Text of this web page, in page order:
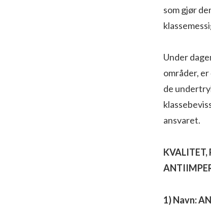
som gjør
Under
områder,
de
ansvaret.
KVALITET,
1) Navn: